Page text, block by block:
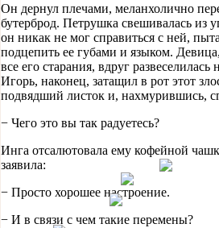
Он дернул плечами, меланхолично
бутерброд. Петрушка свешивалась из
он никак не мог справиться с ней,
подцепить ее губами и языком.
все его старания, вдруг развеселилась
Игорь, наконец, затащил в рот этот
подвядший листок и, нахмурившись,
− Чего это вы так радуетесь?
Инга отсалютовала ему кофейной
заявила:
− Просто хорошее настроение.
− И в связи с чем такие перемены?